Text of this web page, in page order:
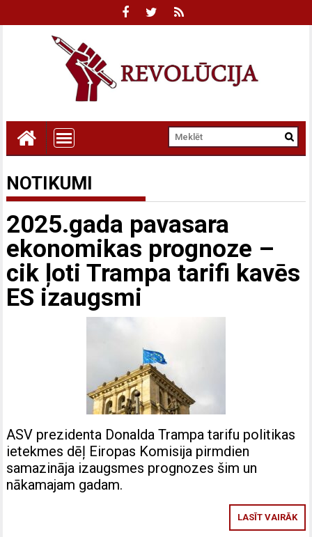
NOTIKUMI
2025.gada pavasara
ekonomikas prognoze –
cik ļoti Trampa tarifi kavēs
ES izaugsmi
ASV prezidenta Donalda Trampa tarifu politikas
ietekmes dēļ Eiropas Komisija pirmdien
samazināja izaugsmes prognozes šim un
nākamajam gadam.
LASĪT VAIRĀK